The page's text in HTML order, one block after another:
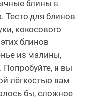
блины в
Тесто для блинов
кокосового
блинов
из малины,
Попробуйте, и вы
лёгкостью вам
бы, сложное